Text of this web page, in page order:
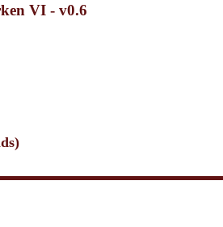
VI - v0.6